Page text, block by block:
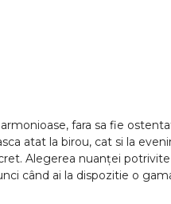
fara sa fie
atat la birou, cat si la
Alegerea nuanței
când ai la dispozitie o